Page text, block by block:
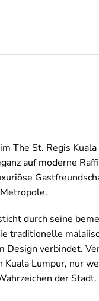
The St. Regis
auf moderne
durch seine
traditionelle
Design verbindet.
Kuala Lumpur, nur
der Stadt.